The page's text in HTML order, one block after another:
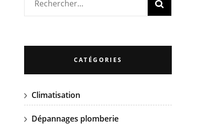
Rechercher :
CATÉGORIES
Climatisation
Dépannages plomberie